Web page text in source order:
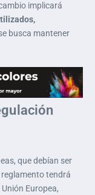
implicará
busca mantener
que debían ser
tendrá
Europea,